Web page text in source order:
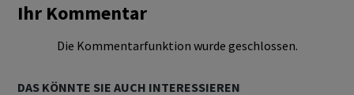
Ihr Kommentar
Die Kommentarfunktion wurde geschlossen.
DAS KÖNNTE SIE AUCH INTERESSIEREN